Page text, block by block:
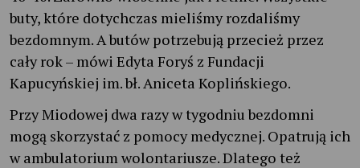
buty, które dotychczas mieliśmy rozdaliśmy
bezdomnym. A butów potrzebują przecież przez
cały rok – mówi Edyta Foryś z Fundacji
Kapucyńskiej im. bł. Aniceta Koplińskiego.
Przy Miodowej dwa razy w tygodniu bezdomni
mogą skorzystać z pomocy medycznej. Opatrują ich
w ambulatorium wolontariusze. Dlatego też